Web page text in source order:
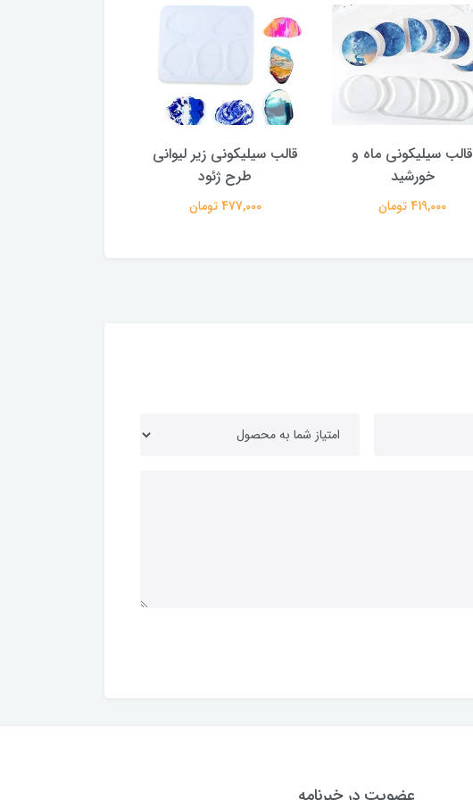
قالب سیلیکونی ماه و
خورشید
419,000 تومان
قالب سیلیکونی زیر لیوانی
طرح ژئود
477,000 تومان